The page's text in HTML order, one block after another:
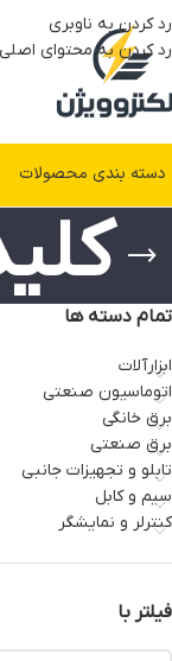
رد کردن به ناوبری
رد کردن به محتوای اصلی
دسته بندی محصولات
تمام دسته ها
ابزارآلات
اتوماسیون صنعتی
برق خانگی
برق صنعتی
تابلو و تجهیزات جانبی
سیم و کابل
کنترلر و نمایشگر
فیلتر با